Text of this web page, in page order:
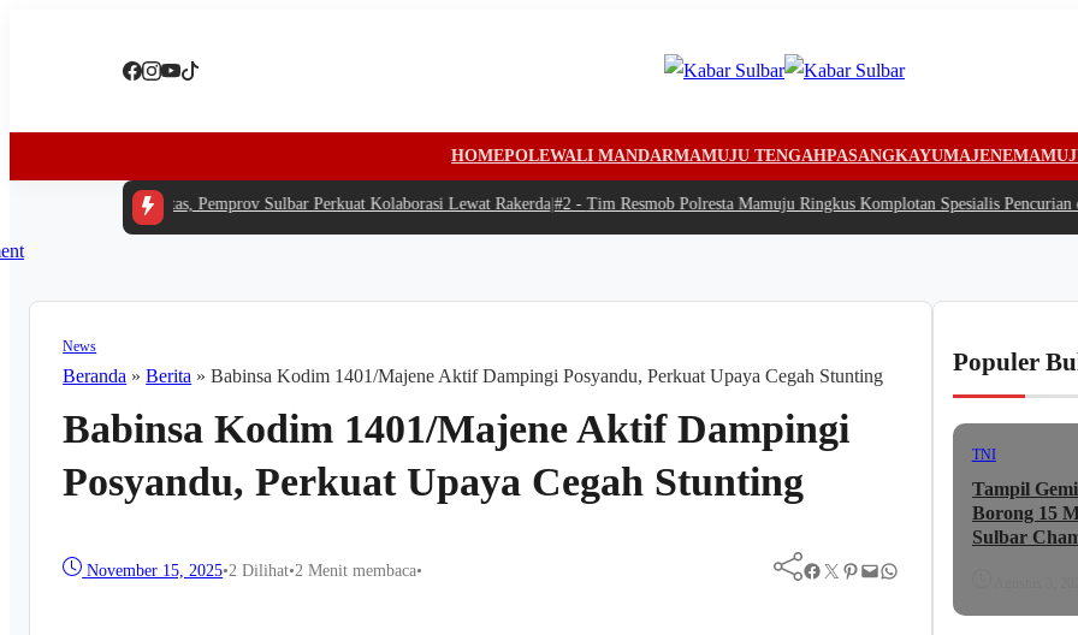
HOMEPOLEWALI MANDARMAMUJU TENGAHPASANGKAYUMAJENE
Anggaran Terbatas, Pemprov Sulbar Perkuat Kolaborasi Lewat Rakerda|#2 -Tim Resmob Polresta Mamuju Ringkus Komplotan Spesialis Pencurian di
News
Beranda »Berita »Babinsa Kodim 1401/Majene Aktif Dampingi Posyandu, Perkuat Upaya Cegah Stunting
Babinsa Kodim 1401/Majene Aktif Dampingi
Posyandu, Perkuat Upaya Cegah Stunting
November 15, 2025•2Dilihat•2 Menit membaca• Facebook Twitter Pinterest Mail WhatsApp
Populer
TNI
Tampil
Borong 15
Sulbar